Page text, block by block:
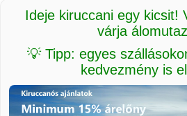
Ideje kiruccani egy kicsit!
várja
💡 Tipp: egyes
kedvezmény is